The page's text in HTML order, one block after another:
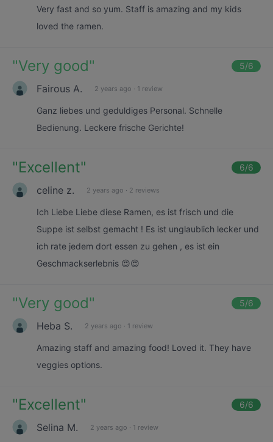
Very fast and so yum. Staff is amazing and my kids
loved the ramen.
"Very good" 5/6
Fairous A. 2 years ago · 1 review
Ganz liebes und geduldiges Personal. Schnelle
Bedienung. Leckere frische Gerichte!
"Excellent" 6/6
celine z. 2 years ago · 2 reviews
Ich Liebe Liebe diese Ramen, es ist frisch und die
Suppe ist selbst gemacht ! Es ist unglaublich lecker und
ich rate jedem dort essen zu gehen , es ist ein
Geschmackserlebnis 😍😍
"Very good" 5/6
Heba S. 2 years ago · 1 review
Amazing staff and amazing food! Loved it. They have
veggies options.
"Excellent" 6/6
Selina M. 2 years ago · 1 review